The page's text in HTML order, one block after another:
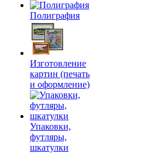
Полиграфия
Изготовление
картин (печать
и оформление)
Упаковки,
футляры,
шкатулки